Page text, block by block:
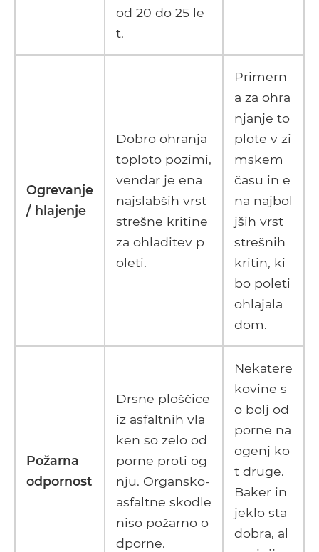
od 20 do 25 le
t.
Ogrevanje
/ hlajenje
Dobro ohranja
toploto pozimi,
vendar je ena
najslabših vrst
strešne kritine
za ohladitev p
oleti.
Primern
a za ohra
njanje to
plote v zi
mskem
času in e
na najbol
jših vrst
strešnih
kritin, ki
bo poleti
ohlajala
dom.
Požarna
odpornost
Drsne ploščice
iz asfaltnih vla
ken so zelo od
porne proti og
nju. Organsko-
asfaltne skodle
niso požarno o
dporne.
Nekatere
kovine s
o bolj od
porne na
ogenj ko
t druge.
Baker in
jeklo sta
dobra, al